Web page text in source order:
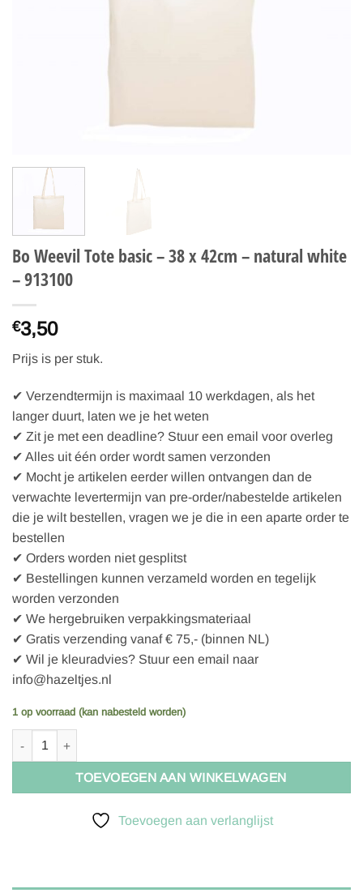
Bo Weevil Tote basic – 38 x 42cm – natural white
– 913100
€3,50
Prijs is per stuk.
✔ Verzendtermijn is maximaal 10 werkdagen, als het
langer duurt, laten we je het weten
✔ Zit je met een deadline? Stuur een email voor overleg
✔ Alles uit één order wordt samen verzonden
✔ Mocht je artikelen eerder willen ontvangen dan de
verwachte levertermijn van pre-order/nabestelde artikelen
die je wilt bestellen, vragen we je die in een aparte order te
bestellen
✔ Orders worden niet gesplitst
✔ Bestellingen kunnen verzameld worden en tegelijk
worden verzonden
✔ We hergebruiken verpakkingsmateriaal
✔ Gratis verzending vanaf € 75,- (binnen NL)
✔ Wil je kleuradvies? Stuur een email naar
info@hazeltjes.nl
1 op voorraad (kan nabesteld worden)
Bo Weevil Tote basic - 38 x 42cm - natural white - 913100 aantal
TOEVOEGEN AAN WINKELWAGEN
Toevoegen aan verlanglijst